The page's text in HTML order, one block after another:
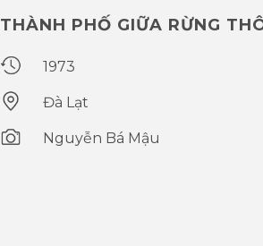
THÀNH PHỐ GIỮA RỪNG
1973
Đà Lạt
Nguyễn Bá Mậu